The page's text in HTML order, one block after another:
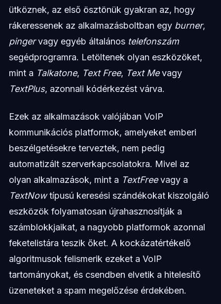
ütköznek, az első ösztönük gyakran az, hogy
rákeressenek az alkalmazásboltban egy burner,
pingervagy egyéb általános telefonszám
segédprogramra. Letöltenek olyan eszközöket,
mint a Talkatone, Text Free, Text Mevagy
TextPlus, azonnali kódérkezést várva.
Ezek az alkalmazások valójában VoIP
kommunikációs platformok, amelyeket emberi
beszélgetésekre terveztek, nem pedig
automatizált szerverkapcsolatokra. Mivel az
olyan alkalmazások, mint a TextFreevagy a
TextNowtípusú keresési szándékokat kiszolgáló
eszközök folyamatosan újrahasznosítják a
számblokkjaikat, a nagyobb platformok azonnal
feketelistára teszik őket. A kockázatértékelő
algoritmusok felismerik ezeket a VoIP
tartományokat, és csendben elvetik a hitelesítő
üzeneteket a spam megelőzése érdekében.